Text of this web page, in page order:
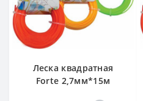
Леска квадратная
Forte 2,7мм*15м